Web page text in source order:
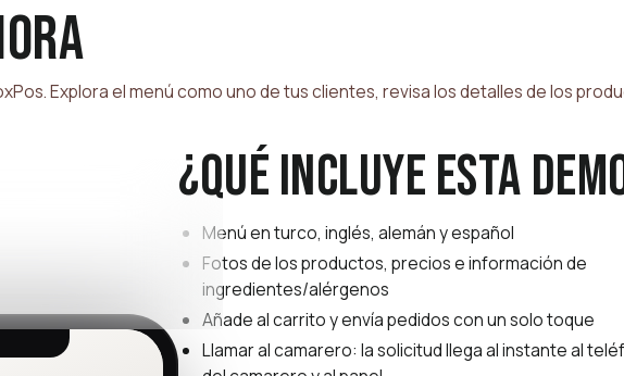
Explora el menú como uno de tus clientes, revisa los detalles de los
¿Qué incluye esta
Menú en turco, inglés, alemán y español
Fotos de los productos, precios e información de
ingredientes/alérgenos
Añade al carrito y envía pedidos con un solo toque
Llamar al camarero: la solicitud llega al instante al